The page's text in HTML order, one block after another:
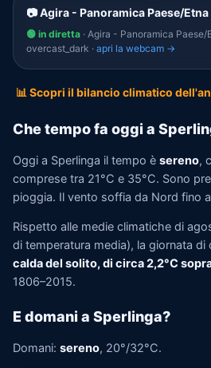
📷 Agira - Panoramica Paese/Etna
🟢 in diretta · Agira - Panoramica Paese/
overcast_dark · apri la webcam →
📊 Scopri il bilancio climatico
Che tempo fa oggi a
Oggi a Sperlinga il tempo è sereno,
comprese tra 21°C e 35°C. Sono
pioggia. Il vento soffia da Nord fino
Rispetto alle medie climatiche di
di temperatura media), la giornata di
calda del solito, di circa 2,2°C
1806–2015.
E domani a Sperlinga?
Domani: sereno, 20°/32°C.